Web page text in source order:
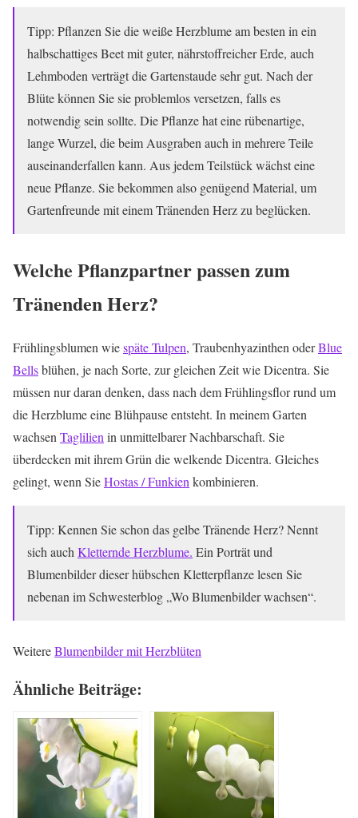
Tipp: Pflanzen Sie die weiße Herzblume am besten in ein
halbschattiges Beet mit guter, nährstoffreicher Erde, auch
Lehmboden verträgt die Gartenstaude sehr gut. Nach der
Blüte können Sie sie problemlos versetzen, falls es
notwendig sein sollte. Die Pflanze hat eine rübenartige,
lange Wurzel, die beim Ausgraben auch in mehrere Teile
auseinanderfallen kann. Aus jedem Teilstück wächst eine
neue Pflanze. Sie bekommen also genügend Material, um
Gartenfreunde mit einem Tränenden Herz zu beglücken.
Welche Pflanzpartner passen zum
Tränenden Herz?
Frühlingsblumen wiespäte Tulpen, Traubenhyazinthen oderBlue
Bellsblühen, je nach Sorte, zur gleichen Zeit wie Dicentra. Sie
müssen nur daran denken, dass nach dem Frühlingsflor rund um
die Herzblume eine Blühpause entsteht. In meinem Garten
wachsen Taglilien in unmittelbarer Nachbarschaft. Sie
überdecken mit ihrem Grün die welkende Dicentra. Gleiches
gelingt, wenn SieHostas / Funkien kombinieren.
Tipp: Kennen Sie schon das gelbe Tränende Herz? Nennt
sich auch Kletternde Herzblume. Ein Porträt und
Blumenbilder dieser hübschen Kletterpflanze lesen Sie
nebenan im Schwesterblog „Wo Blumenbilder wachsen“.
WeitereBlumenbilder mit Herzblüten
Ähnliche Beiträge: